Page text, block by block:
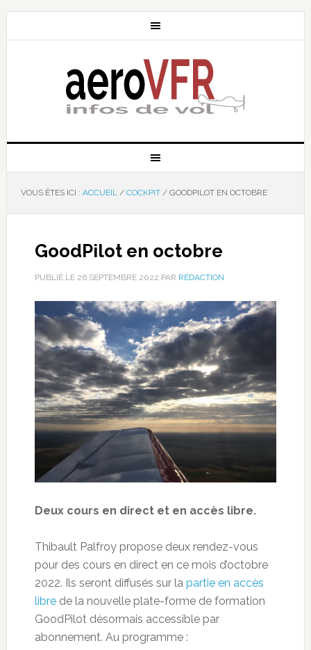
VOUS ÊTES ICI : ACCUEIL / COCKPIT /GOODPILOT EN OCTOBRE
GoodPilot en octobre
PUBLIÉ LE 26 SEPTEMBRE 2022 PAR RÉDACTION
Deux cours en direct et en accès libre.
Thibault Palfroy propose deux rendez-vous
pour des cours en direct en ce mois d’octobre
2022. Ils seront diffusés sur la partie en accès
librede la nouvelle plate-forme de formation
GoodPilot désormais accessible par
abonnement. Au programme :